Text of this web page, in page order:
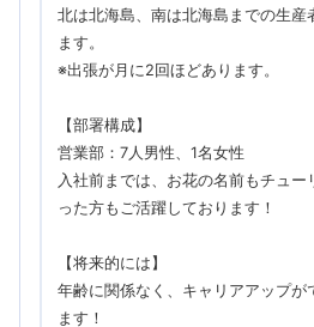
北は北海島、南は北海島までの生産
ます。
※出張が月に2回ほどあります。
【部署構成】
営業部：7人男性、1名女性
入社前までは、お花の名前もチュ
った方もご活躍しております！
【将来的には】
年齢に関係なく、キャリアアップが
ます！